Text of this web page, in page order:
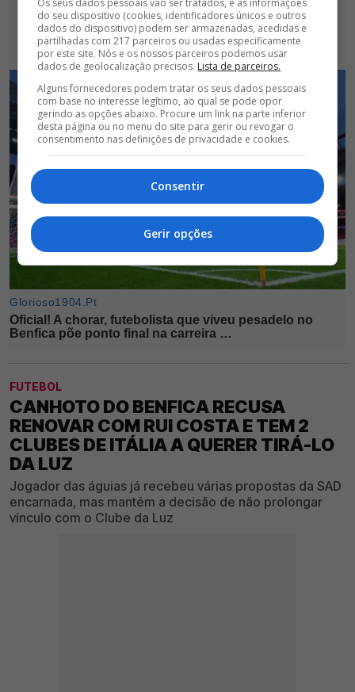
FUTEBOL
CANHOTO DO BENFICA RECUSA
RENOVAR COM RUI COSTA E TEM 2
CLUBES DE ITÁLIA A QUERER TIRÁ-LO
DA LUZ
Jogador das águias já recebeu várias propostas da SAD
encarnada, mas mantém a decisão de não prolongar
vínculo com o Clube da Luz
do seu dispositivo (cookies, identificadores únicos e outros
dados do dispositivo) podem ser armazenadas, acedidas e
partilhadas com 217 parceiros ou usadas especificamente
por este site. Nós e os nossos parceiros podemos usar
dados de geolocalização precisos. Lista de parceiros.
Alguns fornecedores podem tratar os seus dados pessoais
com base no interesse legítimo, ao qual se pode opor
gerindo as opções abaixo. Procure um link na parte inferior
desta página ou no menu do site para gerir ou revogar o
consentimento nas definições de privacidade e cookies.
Consentir
Gerir opções